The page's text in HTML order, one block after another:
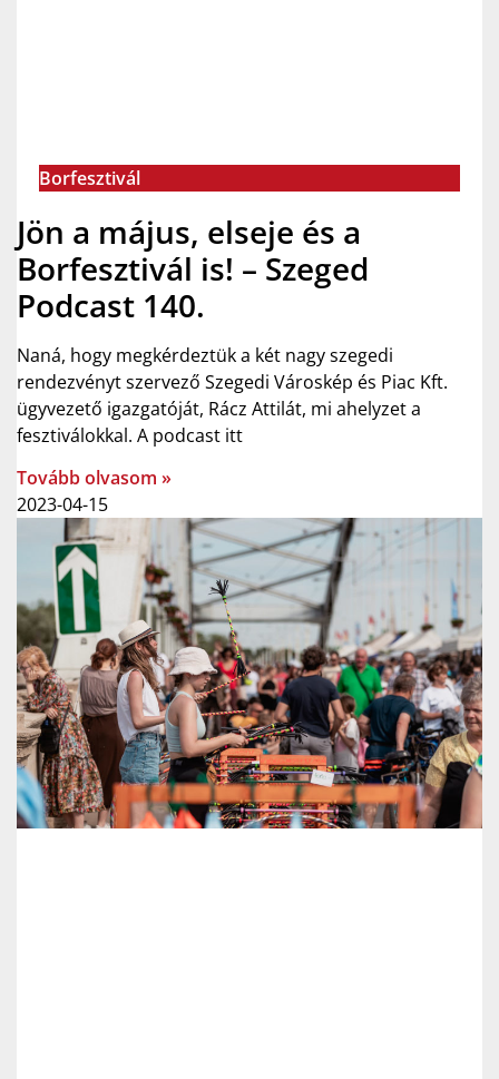
Borfesztivál
Jön a május, elseje és a
Borfesztivál is! – Szeged
Podcast 140.
Naná, hogy megkérdeztük a két nagy szegedi
rendezvényt szervező Szegedi Városkép és Piac Kft.
ügyvezető igazgatóját, Rácz Attilát, mi ahelyzet a
fesztiválokkal. A podcast itt
Tovább olvasom »
2023-04-15